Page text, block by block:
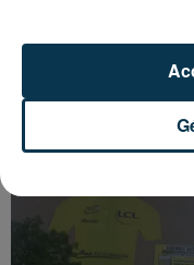
UNE CHUTE DU 8E